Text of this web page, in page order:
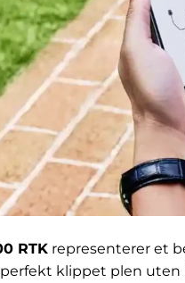
RTKrepresenterer et
klippet plen